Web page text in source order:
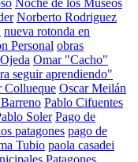
Noche de los Museos
Norberto Rodriguez
nueva rotonda en
Personal obras
Ojeda Omar "Cacho"
seguir aprendiendo"
Collueque Oscar Meilán
Pablo Cifuentes
Soler Pago de
patagones pago de
Tubio paola casadei
Patagones